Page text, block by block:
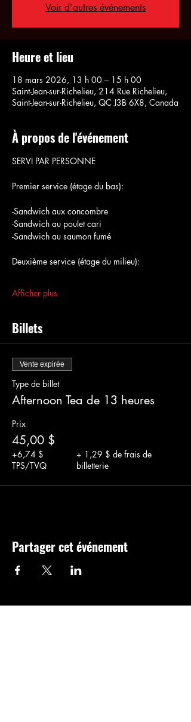
Voir d'autres événements
Heure et lieu
18 mars 2026, 13 h 00 – 15 h 00
Saint-Jean-sur-Richelieu, 214 Rue Richelieu,
Saint-Jean-sur-Richelieu, QC J3B 6X8, Canada
À propos de l'événement
SERVI PAR PERSONNE
Premier service (étage du bas):
-Sandwich aux concombre
-Sandwich au poulet cari
-Sandwich au saumon fumé
Deuxième service (étage du milieu):
Afficher plus
Billets
Vente expirée
Type de billet
Afternoon Tea de 13 heures
Prix
45,00 $
+6,74 $
TPS/TVQ
+ 1,29 $ de frais de
billetterie
Partager cet événement